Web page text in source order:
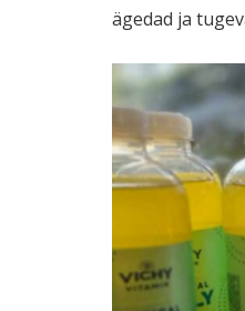
ägedad ja